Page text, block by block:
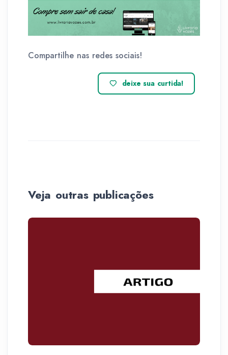
Compartilhe nas redes sociais!
deixe sua curtida!
Veja outras publicações